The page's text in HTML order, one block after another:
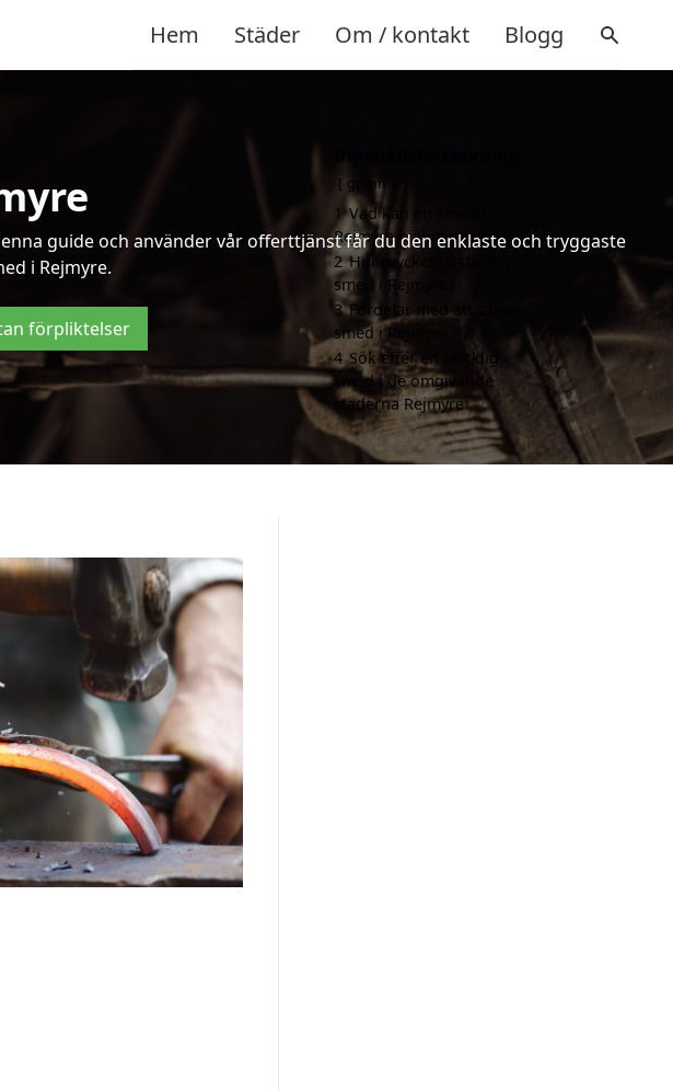
Hem Städer Om / kontakt Blogg
guide och använder vår offerttjänst får du den enklaste och tryggaste
i Rejmyre.
förpliktelser
gömma
1 Vad kan en smed i
Rejmyre hjälpa till med?
2 Hur mycket kostar en
smed i Rejmyre?
3 Fördelar med att välja
smed i Rejmyre
4 Sök efter en skicklig
smed i de omgivande
städerna Rejmyre